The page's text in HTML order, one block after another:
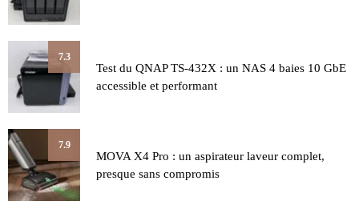
7.3
Test du QNAP TS-432X : un NAS 4 baies 10 GbE
accessible et performant
7.9
MOVA X4 Pro : un aspirateur laveur complet,
presque sans compromis